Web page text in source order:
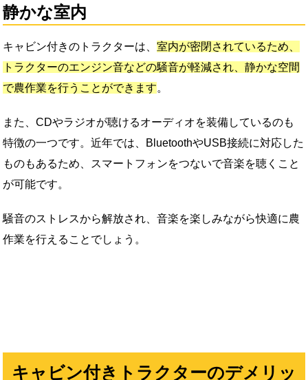
静かな室内
キャビン付きのトラクターは、室内が密閉されているため、
トラクターのエンジン音などの騒音が軽減され、静かな空間
で農作業を行うことができます。
また、CDやラジオが聴けるオーディオを装備しているのも
特徴の一つです。近年では、BluetoothやUSB接続に対応した
ものもあるため、スマートフォンをつないで音楽を聴くこと
が可能です。
騒音のストレスから解放され、音楽を楽しみながら快適に農
作業を行えることでしょう。
キャビン付きトラクターのデメリッ